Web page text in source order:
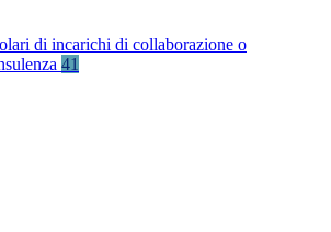
di incarichi di collaborazione o
41